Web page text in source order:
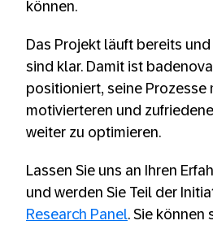
können.
Das Projekt läuft bereits
sind klar. Damit ist
positioniert, seine Prozesse
motivierteren und
weiter zu optimieren.
Lassen Sie uns an Ihren
und werden Sie Teil der
Research Panel. Sie können